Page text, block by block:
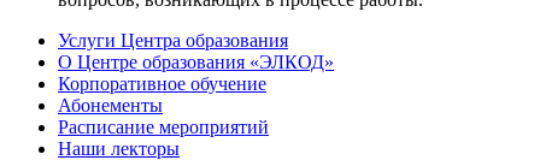
Услуги Центра образования
О Центре образования «ЭЛКОД»
Корпоративное обучение
Абонементы
Расписание мероприятий
Наши лекторы